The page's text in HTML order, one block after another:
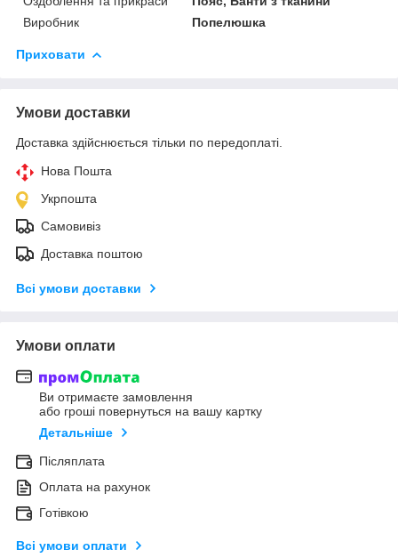
Виробник
Попелюшка
Приховати
Умови доставки
Доставка здійснюється тільки по передоплаті.
Нова Пошта
Укрпошта
Самовивіз
Доставка поштою
Всі умови доставки
Умови оплати
Ви отримаєте замовлення
або гроші повернуться на вашу картку
Детальніше
Післяплата
Оплата на рахунок
Готівкою
Всі умови оплати